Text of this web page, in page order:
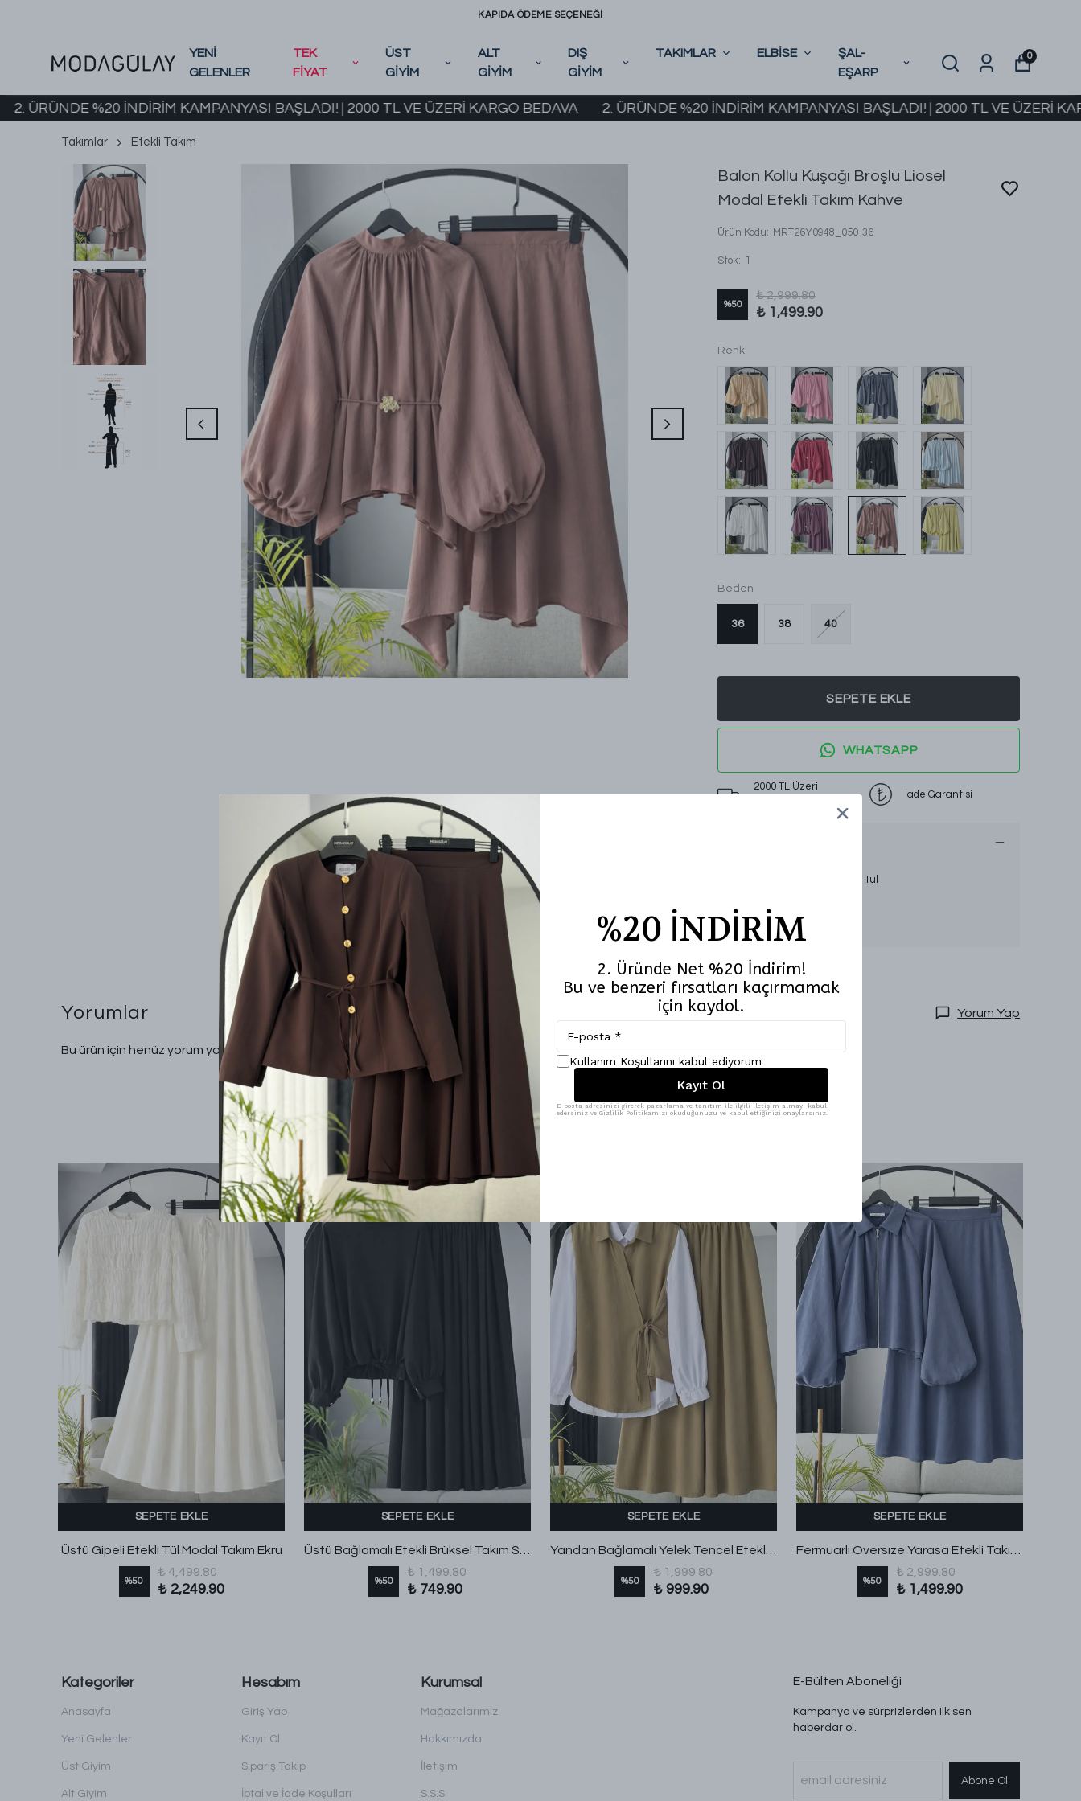
KAPIDA ÖDEME SEÇENEĞİ
YENİ
GELENLER
TEK
FİYAT
ÜST
GİYİM
ALT
GİYİM
DIŞ
GİYİM
TAKIMLAR ELBİSE
ŞAL-
EŞARP
0
%20 İNDİRİM KAMPANYASI BAŞLADI! | 2000 TL VE ÜZERİ KARGO BEDAVA 2. ÜRÜNDE %20 İNDİRİM KAMPANYASI BAŞLADI! | 2000 TL VE ÜZERİ KARGO
Takımlar Etekli Takım
Balon Kollu Kuşağı Broşlu Liosel
Modal Etekli Takım Kahve
Ürün Kodu: MRT26Y0948_050-36
Stok: 1
%50
₺ 2,999.80
₺ 1,499.90
Renk
Beden
36 38 40
SEPETE EKLE
WHATSAPP
2000 TL Üzeri
İade Garantisi
Liosel Modal Tül
Ürün Boyut Bilgisi:
Model Ölçüleri:
Yorumlar Yorum Yap
Bu ürün için henüz yorum yapılmamış.
Benzer Ürünler
SEPETE EKLE
Üstü Gipeli Etekli Tül Modal Takım Ekru
%50
₺ 4,499.80
₺ 2,249.90
SEPETE EKLE
Üstü Bağlamalı Etekli Brüksel Takım Siyah
%50
₺ 1,499.80
₺ 749.90
SEPETE EKLE
Yandan Bağlamalı Yelek Tencel Etekli Takım Yağ Yeşili
%50
₺ 1,999.80
₺ 999.90
SEPETE EKLE
Fermuarlı Oversıze Yarasa Etekli Takım İndigo
%50
₺ 2,999.80
₺ 1,499.90
Kategoriler
Anasayfa
Yeni Gelenler
Üst Giyim
Alt Giyim
Hesabım
Giriş Yap
Kayıt Ol
Sipariş Takip
İptal ve İade Koşulları
Kurumsal
Mağazalarımız
Hakkımızda
İletişim
S.S.S
E-Bülten Aboneliği
Kampanya ve sürprizlerden ilk sen
haberdar ol.
Abone Ol
%20 İNDİRİM
2. Üründe Net %20 İndirim!
Bu ve benzeri fırsatları kaçırmamak
için kaydol.
Kullanım Koşullarını kabul ediyorum
Kayıt Ol
E-posta adresinizi girerek pazarlama ve tanıtım ile ilgili iletişim almayı kabul
edersiniz ve Gizlilik Politikamızı okuduğunuzu ve kabul ettiğinizi onaylarsınız.